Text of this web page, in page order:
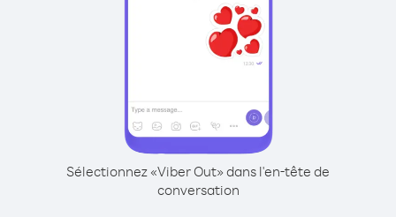
Sélectionnez «Viber Out» dans l'en-tête de
conversation